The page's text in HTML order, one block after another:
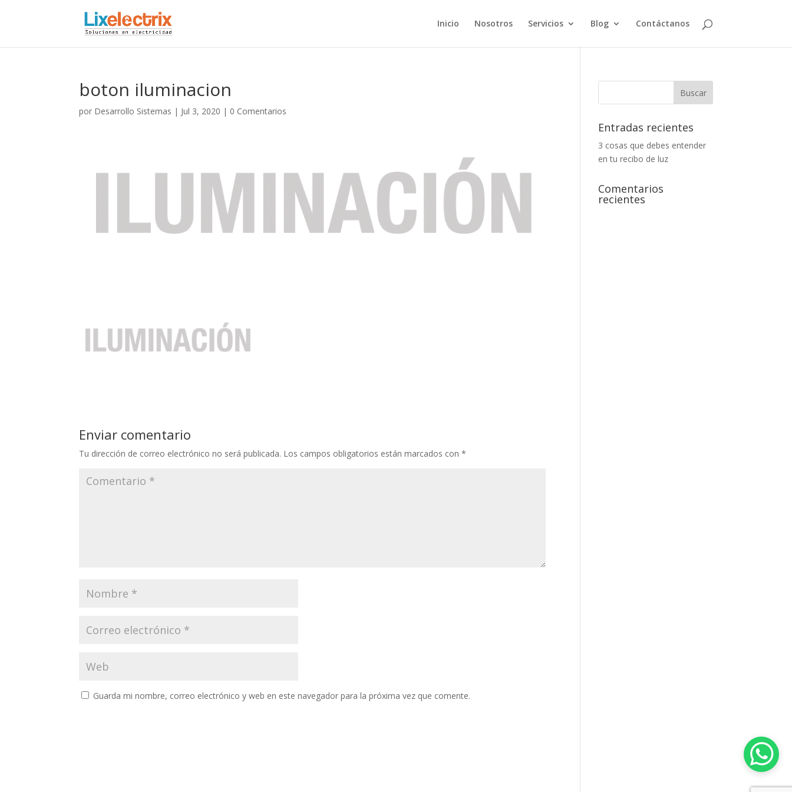
Inicio Nosotros Servicios Blog Contáctanos
boton iluminacion
por Desarrollo Sistemas | Jul 3, 2020 | 0 Comentarios
Enviar comentario
Tu dirección de correo electrónico no será publicada. Los campos obligatorios están marcados con*
Guarda mi nombre, correo electrónico y web en este navegador para la próxima vez que comente.
Entradas recientes
3 cosas que debes entender
en tu recibo de luz
Comentarios
recientes